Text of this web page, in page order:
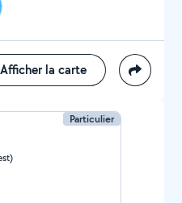
Afficher la carte
Particulier